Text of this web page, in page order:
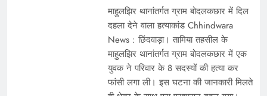
माहुलझिर थानांतर्गत ग्राम बोदलकछार में दिल
दहला देने वाला हत्याकांड Chhindwara
News : छिंदवाड़ा। तामिया तहसील के
माहुलझिर थानांतर्गत ग्राम बोदलकछार में एक
युवक ने परिवार के 8 सदस्यों की हत्या कर
फांसी लगा ली। इस घटना की जानकारी मिलते